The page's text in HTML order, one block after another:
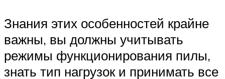
Знания этих особенностей крайне
важны, вы должны учитывать
режимы функционирования пилы,
знать тип нагрузок и принимать все